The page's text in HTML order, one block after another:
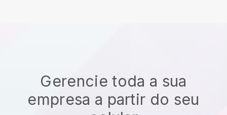
Gerencie toda a sua
empresa a partir do seu